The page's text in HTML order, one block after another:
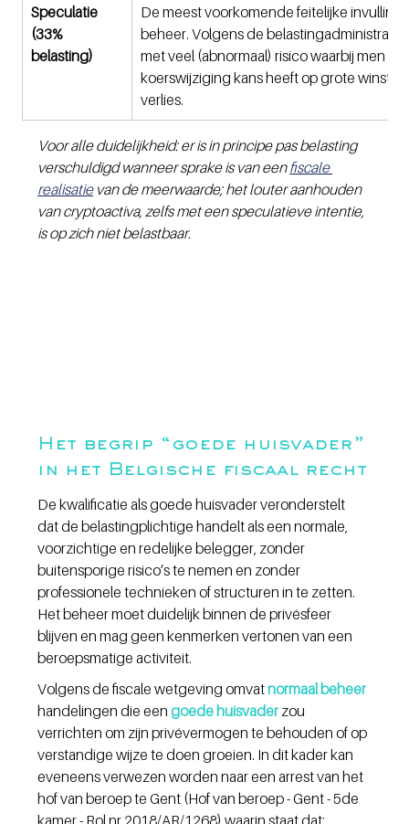
Speculatie
(33%
belasting)
De meest voorkomende feitelijke invulling
beheer. Volgens de
met veel (abnormaal) risico waarbij men bij
koerswijziging kans heeft op grote winst
verlies.
Voor alle duidelijkheid: er is in principe pas belasting
verschuldigd wanneer sprake is van een fiscale
realisatie van de meerwaarde; het louter aanhouden
van cryptoactiva, zelfs met een speculatieve intentie,
is op zich niet belastbaar.
Het begrip “goede huisvader”
in het Belgische fiscaal recht
De kwalificatie als goede huisvader veronderstelt
dat de belastingplichtige handelt als een normale,
voorzichtige en redelijke belegger, zonder
buitensporige risico’s te nemen en zonder
professionele technieken of structuren in te zetten.
Het beheer moet duidelijk binnen de privésfeer
blijven en mag geen kenmerken vertonen van een
beroepsmatige activiteit.
Volgens de fiscale wetgeving omvat normaal beheer
handelingen die een goede huisvader zou
verrichten om zijn privévermogen te behouden of op
verstandige wijze te doen groeien. In dit kader kan
eveneens verwezen worden naar een arrest van het
hof van beroep te Gent (Hof van beroep - Gent - 5de